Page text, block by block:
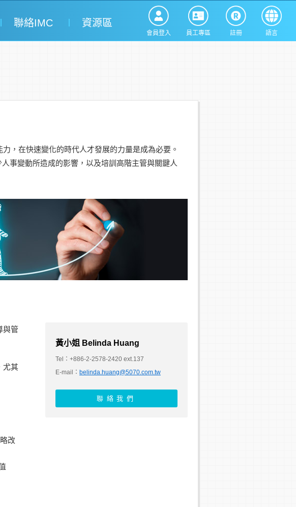
會員登入 員工專區 註冊 語言
聯絡IMC 資源區
，在快速變化的時代人才發展的力量是成為必要。
事變動所造成的影響，以及培訓高階主管與關鍵人
與管
尤其
改
黃小姐 Belinda Huang
Tel：+886-2-2578-2420 ext.137
E-mail： belinda.huang@5070.com.tw
聯絡我們